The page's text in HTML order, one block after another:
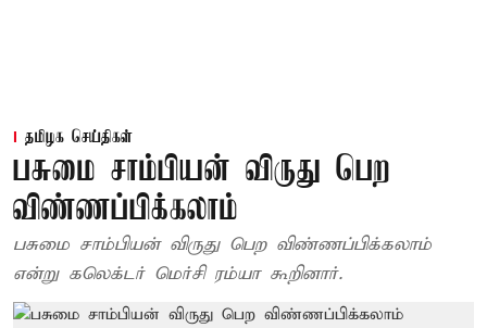
தமிழக செய்திகள்
பசுமை சாம்பியன் விருது பெற
விண்ணப்பிக்கலாம்
பசுமை சாம்பியன் விருது பெற விண்ணப்பிக்கலாம்
என்று கலெக்டர் மெர்சி ரம்யா கூறினார்.